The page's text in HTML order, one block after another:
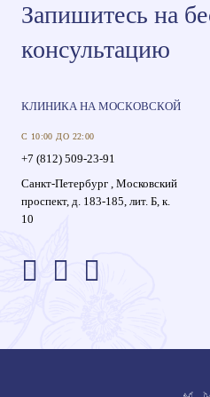
Запишитесь на
консультацию
КЛИНИКА НА МОСКОВСКОЙ
С 10:00 ДО 22:00
+7 (812) 509-23-91
Санкт-Петербург , Московский
проспект, д. 183-185, лит. Б, к.
10